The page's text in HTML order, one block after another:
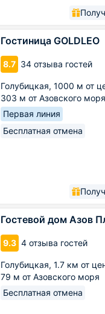
Гостиница GOLDLEO
8.7 34 отзыва гостей
Голубицкая, 1000 м от
303 м от Азовского моря
Первая линия
Бесплатная отмена
Гостевой дом Азов
9.3 4 отзыва гостей
Голубицкая, 1.7 км от
79 м от Азовского моря
Бесплатная отмена